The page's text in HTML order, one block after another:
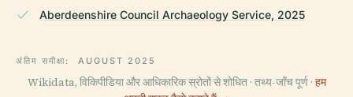
Aberdeenshire Council Archaeology Service, 2025
अंतिम समीक्षा: AUGUST 2025
Wikidata, विकिपीडिया और आधिकारिक स्रोतों से शोधित · तथ्य-जाँच पूर्ण · हम